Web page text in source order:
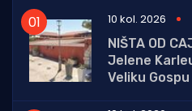
10 kol. 2026
NIŠTA OD
Jelene
Veliku Gospu